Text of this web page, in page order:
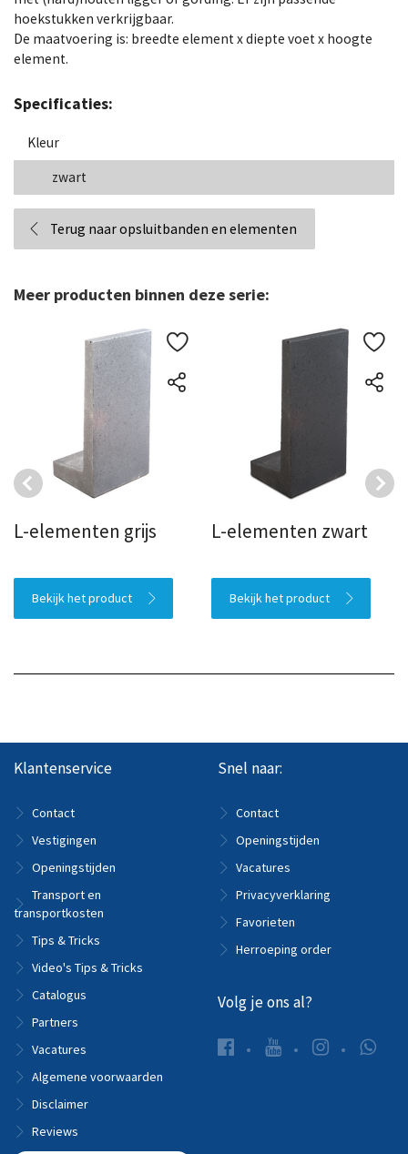
hoekstukken verkrijgbaar.
De maatvoering is: breedte element x diepte voet x hoogte
element.
Specificaties:
Kleur
zwart
Terug naar opsluitbanden en elementen
Meer producten binnen deze serie:
L-elementen grijs
Bekijk het product
L-elementen zwart
Bekijk het product
Klantenservice
Contact
Vestigingen
Openingstijden
Transport en
transportkosten
Tips & Tricks
Video's Tips & Tricks
Catalogus
Partners
Vacatures
Algemene voorwaarden
Disclaimer
Reviews
Snel naar:
Contact
Openingstijden
Vacatures
Privacyverklaring
Favorieten
Herroeping order
Volg je ons al?